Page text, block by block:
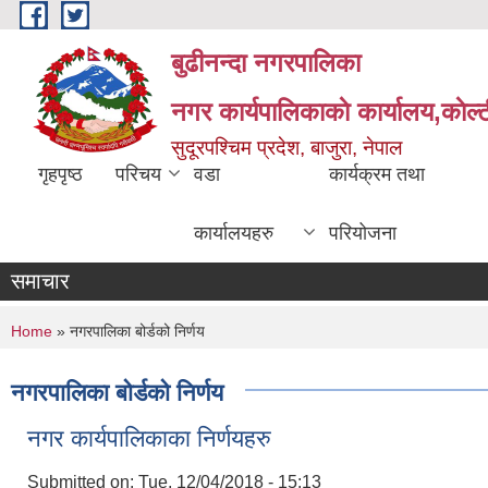
Skip to main content
बुढीनन्दा नगरपालिका
नगर कार्यपालिकाकाे
सुदूरपश्चिम प्रदेश, बाजुरा, नेपाल
गृहपृष्ठ परिचय वडा
कार्यालयहरु
कार्यक्रम तथा
परियोजना
समाचार
You are here
Home » नगरपालिका बोर्डको निर्णय
नगरपालिका बोर्डको निर्णय
नगर कार्यपालिकाका निर्णयहरु
Submitted on: Tue, 12/04/2018 - 15:13